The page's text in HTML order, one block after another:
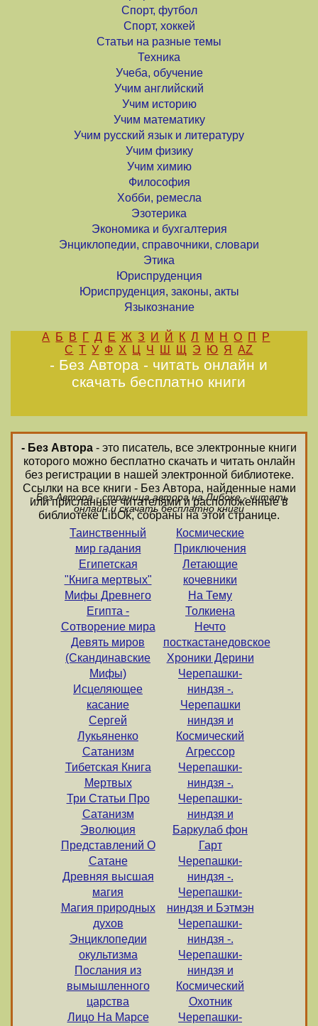
Спорт, футбол
Спорт, хоккей
Статьи на разные темы
Техника
Учеба, обучение
Учим английский
Учим историю
Учим математику
Учим русский язык и литературу
Учим физику
Учим химию
Философия
Хобби, ремесла
Эзотерика
Экономика и бухгалтерия
Энциклопедии, справочники, словари
Этика
Юриспруденция
Юриспруденция, законы, акты
Языкознание
А Б В Г Д Е Ж З И Й К Л М Н О П
Р
С Т У Ф Х Ц Ч Ш Щ Э Ю Я AZ
- Без Автора - читать онлайн и
скачать бесплатно книги
- Без Автора - это писатель, все электронные книги
которого можно бесплатно скачать и читать онлайн
без регистрации в нашей электронной библиотеке.
Ссылки на все книги - Без Автора, найденные нами
или присланные читателями и расположенные в
библиотеке LibOk, собраны на этой странице.
- Без Автора - страница автора на Либоке - читать
онлайн и скачать бесплатно книги
Таинственный
мир гадания
Египетская
"Книга мертвых"
Мифы Древнего
Египта -
Сотворение мира
Девять миров
(Скандинавские
Мифы)
Исцеляющее
касание
Сергей
Лукьяненко
Сатанизм
Тибетская Книга
Мертвых
Три Статьи Про
Сатанизм
Эволюция
Представлений О
Сатане
Древняя высшая
магия
Магия природных
духов
Энциклопедии
окультизма
Послания из
вымышленного
царства
Лицо На Марсе
Космические
Приключения
Летающие
кочевники
На Тему
Толкиена
Нечто
посткастанедовское
Хроники Дерини
Черепашки-
ниндзя -.
Черепашки
ниндзя и
Космический
Агрессор
Черепашки-
ниндзя -.
Черепашки-
ниндзя и
Баркулаб фон
Гарт
Черепашки-
ниндзя -.
Черепашки-
ниндзя и Бэтмэн
Черепашки-
ниндзя -.
Черепашки-
ниндзя и
Космический
Охотник
Черепашки-